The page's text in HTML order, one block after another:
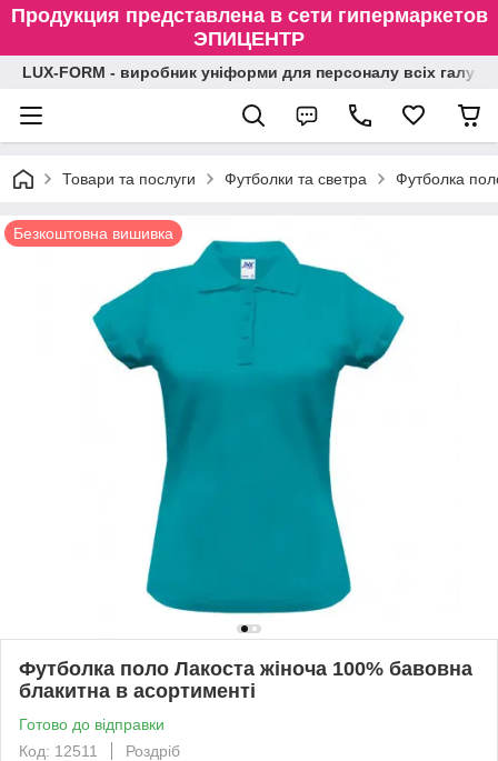
Продукция представлена в сети гипермаркетов
ЭПИЦЕНТР
LUX-FORM - виробник уніформи для персоналу всіх
Товари та послуги Футболки та светра Футболка
Безкоштовна вишивка
Футболка поло Лакоста жіноча 100% бавовна
блакитна в асортименті
Готово до відправки
Код: 12511
Роздріб